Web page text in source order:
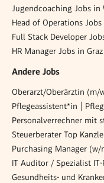
Jugendcoaching Jobs in
Head of Operations Jobs
Full Stack Developer
HR Manager Jobs in Graz
Andere Jobs
Oberarzt/Oberärztin (m/
Pflegeassistent*in |
Personalverrechner mit
Steuerberater Top
Purchasing Manager (w/
IT Auditor / Spezialist